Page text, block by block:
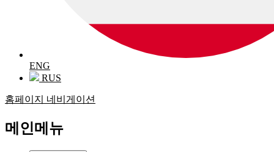
ENG
RUS
홈페이지 네비게이션
메인메뉴